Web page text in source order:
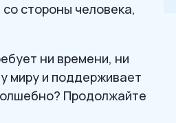
стороны человека,
ни времени, ни
миру и поддерживает
Продолжайте